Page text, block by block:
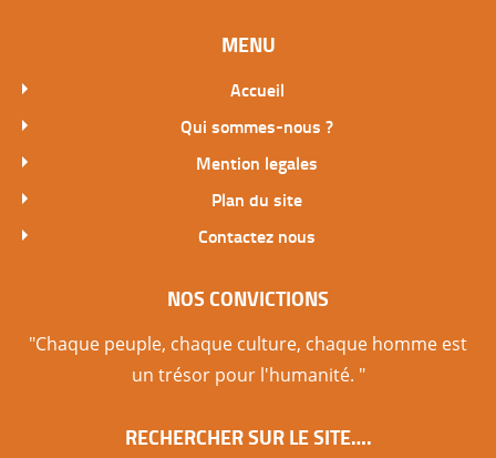
MENU
Accueil
Qui sommes-nous ?
Mention legales
Plan du site
Contactez nous
NOS CONVICTIONS
"Chaque peuple, chaque culture, chaque homme est
un trésor pour l'humanité. "
RECHERCHER SUR LE SITE….